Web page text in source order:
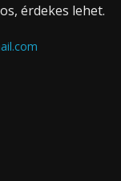
érdekes lehet.